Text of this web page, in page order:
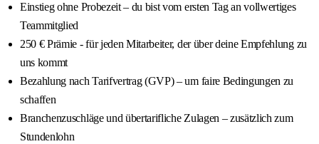
Einstieg ohne Probezeit – du bist vom ersten Tag an vollwertiges
Teammitglied
250 € Prämie - für jeden Mitarbeiter, der über deine Empfehlung zu
uns kommt
Bezahlung nach Tarifvertrag (GVP) – um faire Bedingungen zu
schaffen
Branchenzuschläge und übertarifliche Zulagen – zusätzlich zum
Stundenlohn